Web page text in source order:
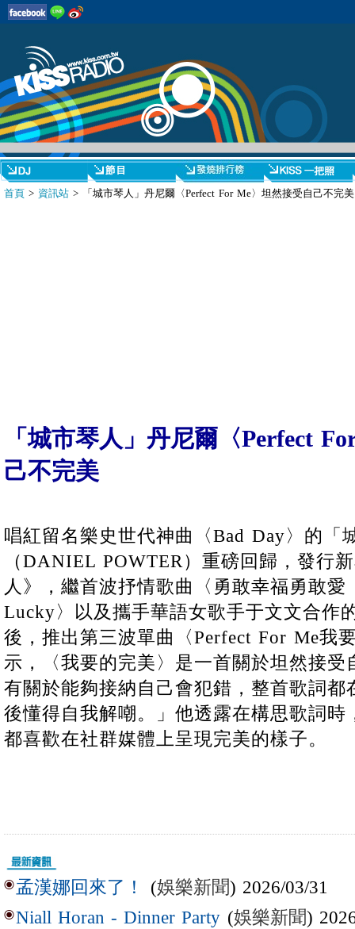
首頁 > 資訊站 > 「城市琴人」丹尼爾〈Perfect For Me〉坦然接受自己不完美
「城市琴人」丹尼爾〈Perfect
己不完美
唱紅留名樂史世代神曲〈Bad Day〉的「
（DANIEL POWTER）重磅回歸，發行
人》，繼首波抒情歌曲〈勇敢幸福勇敢愛
Lucky〉以及攜手華語女歌手于文文合作
後，推出第三波單曲〈Perfect For Me我
示，〈我要的完美〉是一首關於坦然接
有關於能夠接納自己會犯錯，整首歌詞都
後懂得自我解嘲。」他透露在構思歌詞時
都喜歡在社群媒體上呈現完美的樣子。
孟漢娜回來了！ (娛樂新聞) 2026/03/31
Niall Horan - Dinner Party (娛樂新聞)